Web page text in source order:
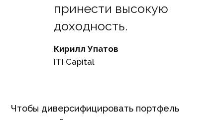
принести высокую
доходность.
Кирилл Упатов
ITI Capital
Чтобы диверсифицировать портфель